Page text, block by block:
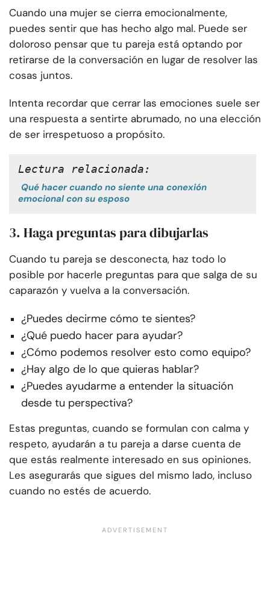
Cuando una mujer se cierra emocionalmente,
puedes sentir que has hecho algo mal. Puede ser
doloroso pensar que tu pareja está optando por
retirarse de la conversación en lugar de resolver las
cosas juntos.
Intenta recordar que cerrar las emociones suele ser
una respuesta a sentirte abrumado, no una elección
de ser irrespetuoso a propósito.
Lectura relacionada:
Qué hacer cuando no siente una conexión
emocional con su esposo
3. Haga preguntas para dibujarlas
Cuando tu pareja se desconecta, haz todo lo
posible por hacerle preguntas para que salga de su
caparazón y vuelva a la conversación.
¿Puedes decirme cómo te sientes?
¿Qué puedo hacer para ayudar?
¿Cómo podemos resolver esto como equipo?
¿Hay algo de lo que quieras hablar?
¿Puedes ayudarme a entender la situación
desde tu perspectiva?
Estas preguntas, cuando se formulan con calma y
respeto, ayudarán a tu pareja a darse cuenta de
que estás realmente interesado en sus opiniones.
Les asegurarás que sigues del mismo lado, incluso
cuando no estés de acuerdo.